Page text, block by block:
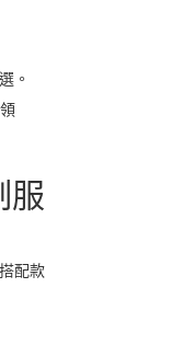
。
服
配款